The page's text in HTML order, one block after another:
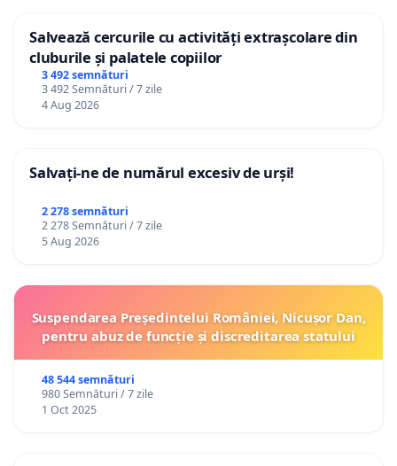
Salvează cercurile cu activități extrașcolare din
cluburile și palatele copiilor
3 492 semnături
3 492 Semnături / 7 zile
4 Aug 2026
Salvați-ne de numărul excesiv de urși!
2 278 semnături
2 278 Semnături / 7 zile
5 Aug 2026
Suspendarea Președintelui României, Nicușor Dan,
pentru abuz de funcție și discreditarea statului
48 544 semnături
980 Semnături / 7 zile
1 Oct 2025